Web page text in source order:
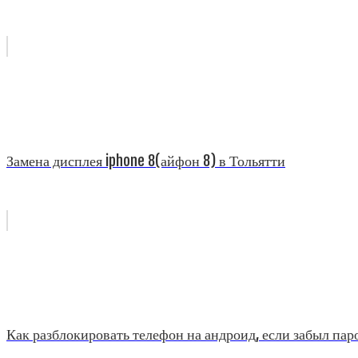
Замена дисплея iphone 8(айфон 8) в Тольятти
Как разблокировать телефон на андроид, если забыл